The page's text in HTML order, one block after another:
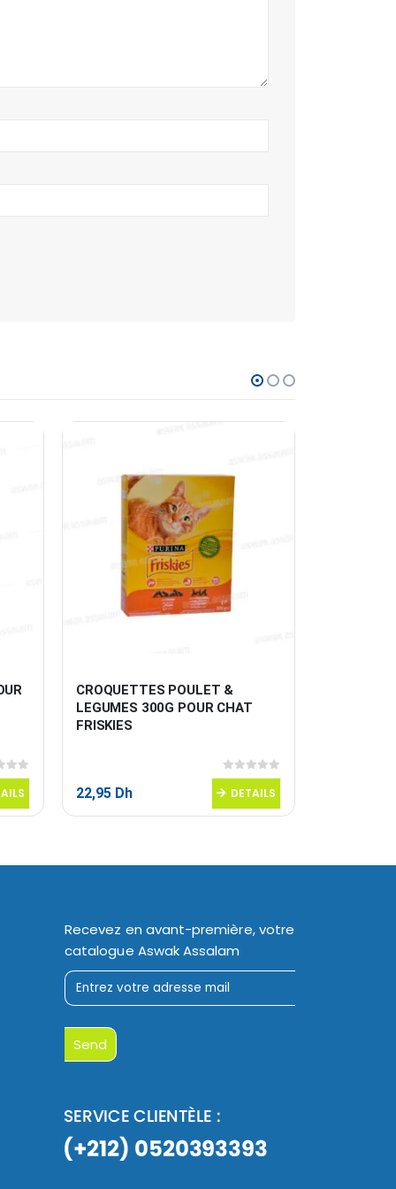
CROQUETTES POULET &
LEGUMES 300G POUR CHAT
FRISKIES
0sur 5
22,95 Dh DETAILS
Recevez en avant-première, votre
catalogue Aswak Assalam